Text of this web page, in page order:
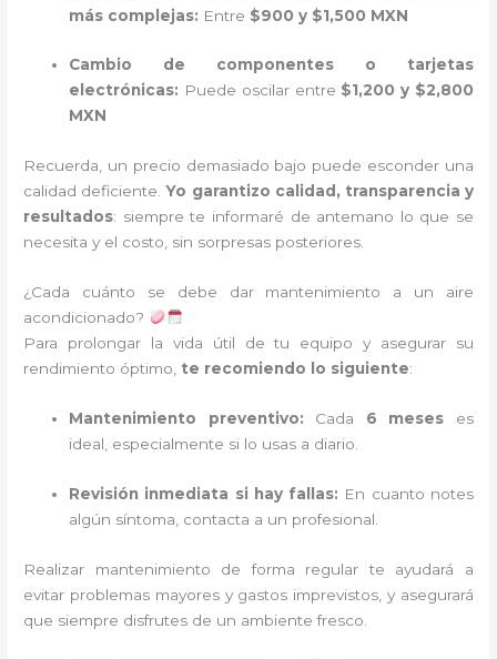
más complejas: Entre $900 y $1,500 MXN
Cambio de componentes o tarjetas
electrónicas: Puede oscilar entre $1,200 y $2,800
MXN
Recuerda, un precio demasiado bajo puede esconder una
calidad deficiente.Yo garantizo calidad, transparencia y
resultados: siempre te informaré de antemano lo que se
necesita y el costo, sin sorpresas posteriores.
¿Cada cuánto se debe dar mantenimiento a un aire
acondicionado?
Para prolongar la vida útil de tu equipo y asegurar su
rendimiento óptimo, te recomiendo lo siguiente:
Mantenimiento preventivo: Cada 6 meses es
ideal, especialmente si lo usas a diario.
Revisión inmediata si hay fallas: En cuanto notes
algún síntoma, contacta a un profesional.
Realizar mantenimiento de forma regular te ayudará a
evitar problemas mayores y gastos imprevistos, y asegurará
que siempre disfrutes de un ambiente fresco.